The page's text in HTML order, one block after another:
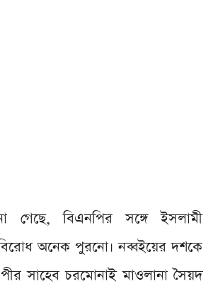
গেছে, বিএনপির সঙ্গে ইসলামী
অনেক পুরনো। নব্বইয়ের দশকে
সাহেব চরমোনাই মাওলানা সৈয়দ